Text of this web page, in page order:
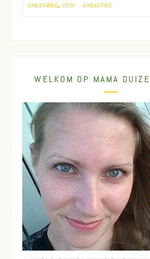
ONDERWEG, STOF 6 REACTIES
WELKOM OP MAMA